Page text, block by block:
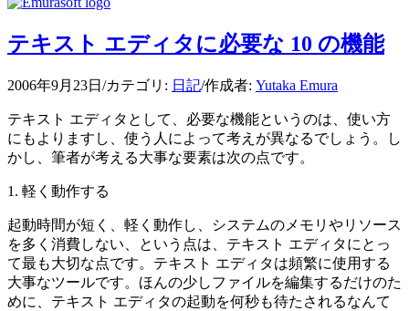
テキスト エディタに必要な 10 の機能
2006年9月23日 /カテゴリ: 日記/作成者: Yutaka Emura
テキスト エディタとして、必要な機能というのは、使い方
にもよりますし、使う人によって考えが異なるでしょう。し
かし、筆者が考える大事な要素は次の点です。
1. 軽く動作する
起動時間が短く、軽く動作し、システムのメモリやリソース
を多く消費しない、という点は、テキスト エディタにとっ
て最も大切な点です。テキスト エディタは頻繁に使用する
大事なツールです。ほんの少しファイルを編集するだけのた
めに、テキスト エディタの起動を何秒も待たされるなんて